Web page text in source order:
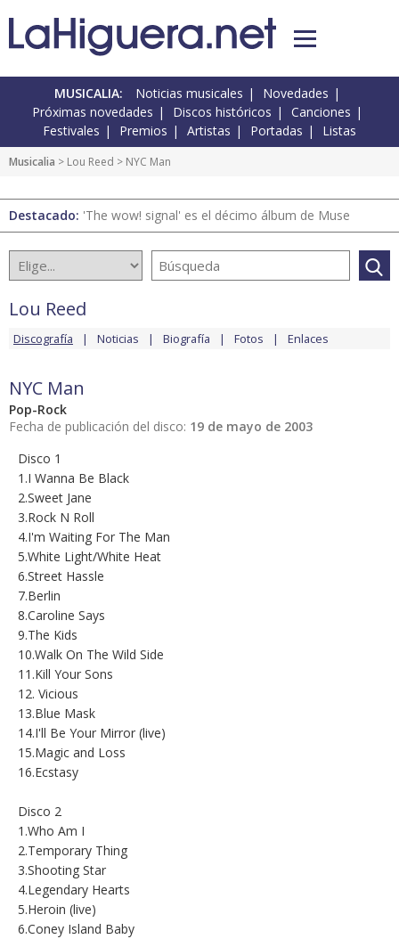
MUSICALIA: Noticias musicales
Novedades
Próximas novedades
Discos históricos
Canciones
Festivales
Premios Artistas Portadas Listas
Musicalia > Lou Reed > NYC Man
Destacado: 'The wow! signal' es el décimo álbum de Muse
Lou Reed
Discografía Noticias Biografía Fotos Enlaces
NYC Man
Pop-Rock
Fecha de publicación del disco: 19 de mayo de 2003
Disco 1
1.I Wanna Be Black
2.Sweet Jane
3.Rock N Roll
4.I'm Waiting For The Man
5.White Light/White Heat
6.Street Hassle
7.Berlin
8.Caroline Says
9.The Kids
10.Walk On The Wild Side
11.Kill Your Sons
12. Vicious
13.Blue Mask
14.I'll Be Your Mirror (live)
15.Magic and Loss
16.Ecstasy
Disco 2
1.Who Am I
2.Temporary Thing
3.Shooting Star
4.Legendary Hearts
5.Heroin (live)
6.Coney Island Baby